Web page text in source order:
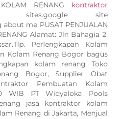
RENANG kontraktor
sites.google site
me PUSAT PENJUALAN
Alamat: Jln Bahagia 2.
Perlengkapan Kolam
Kolam Renang Bogor bagus
kolam renang Toko
Bogor, Supplier Obat
Pembuatan Kolam
WIB PT Widyaloka Pools
jasa kontraktor kolam
Renang di Jakarta, Menjual